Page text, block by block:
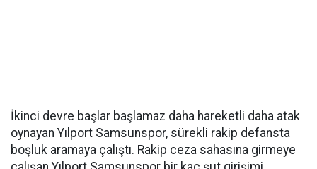
İkinci devre başlar başlamaz daha hareketli daha atak
oynayan Yılport Samsunspor, sürekli rakip defansta
boşluk aramaya çalıştı. Rakip ceza sahasına girmeye